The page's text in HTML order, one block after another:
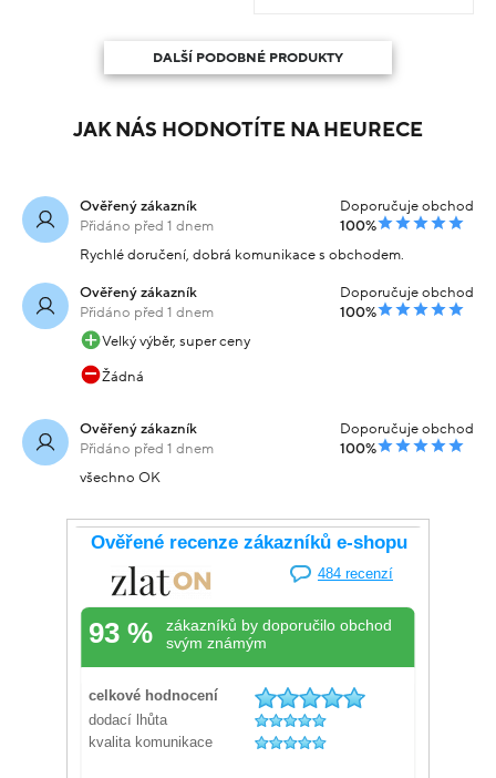
DALŠÍ PODOBNÉ PRODUKTY
JAK NÁS HODNOTÍTE NA HEURECE
Ověřený zákazník
Přidáno před 1 dnem
Doporučuje obchod
100%
Rychlé doručení, dobrá komunikace s obchodem.
Ověřený zákazník
Přidáno před 1 dnem
Doporučuje obchod
100%
Velký výběr, super ceny
Žádná
Ověřený zákazník
Přidáno před 1 dnem
Doporučuje obchod
100%
všechno OK